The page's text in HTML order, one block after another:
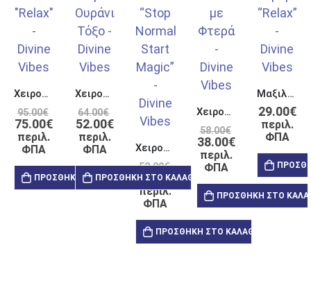
Χειροποίητο Κεραμικό Σκεύος Σερβιρίσματος “Relax Nothing is Under Control”
95.00€
75.00€
περιλ.
ΦΠΑ
ΠΡΟΣΘΉΚΗ ΣΤΟ ΚΑΛΆΘΙ
Χειροποίητο Κεραμικό Πιάτο “Get Up and Enjoy this Life”
64.00€
52.00€
περιλ.
ΦΠΑ
ΠΡΟΣΘΉΚΗ ΣΤΟ ΚΑΛΆΘΙ
Χειροποίητη Κεραμική Κούπα με Χερούλι “Stop Normal Start Magic”
52.00€
41.00€
περιλ.
ΦΠΑ
ΠΡΟΣΘΉΚΗ ΣΤΟ ΚΑΛΆΘΙ
Xειροποίητη Κεραμική Κούπα Tσιμπητή με Xερούλια Φτερά
58.00€
38.00€
περιλ.
ΦΠΑ
ΠΡΟΣΘΉΚΗ ΣΤΟ
Μαξιλάρι από Καραβόπανο “Relax Nothing is Under Control”
29.00€
περιλ.
ΦΠΑ